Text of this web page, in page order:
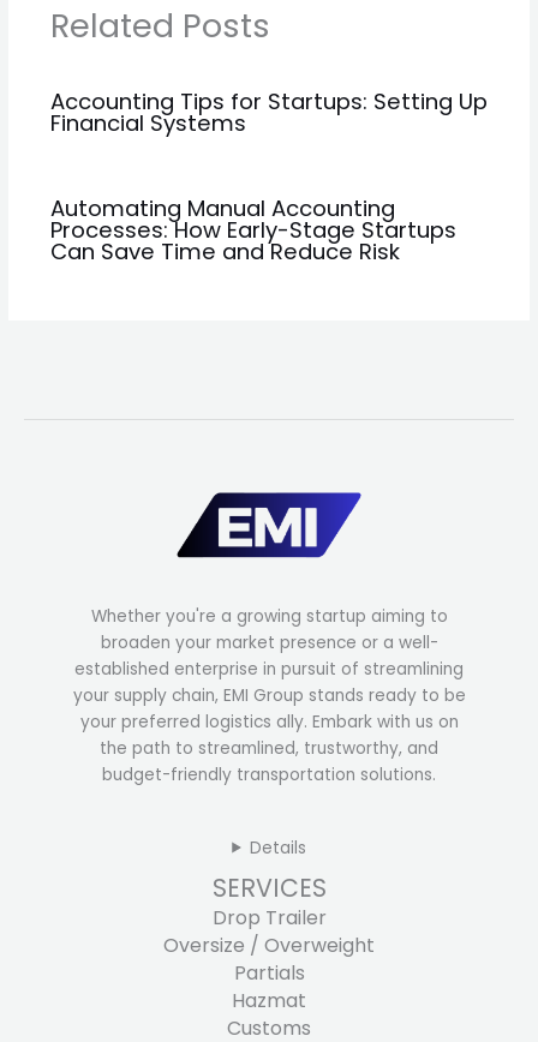
Related Posts
Accounting Tips for Startups: Setting Up
Financial Systems
Automating Manual Accounting
Processes: How Early-Stage Startups
Can Save Time and Reduce Risk
Whether you're a growing startup aiming to
broaden your market presence or a well-
established enterprise in pursuit of streamlining
your supply chain, EMI Group stands ready to be
your preferred logistics ally. Embark with us on
the path to streamlined, trustworthy, and
budget-friendly transportation solutions.
Details
SERVICES
Drop Trailer
Oversize / Overweight
Partials
Hazmat
Customs